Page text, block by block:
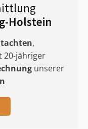
Holstein
,
20-jähriger
unserer